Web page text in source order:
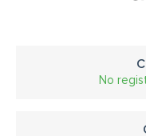
No